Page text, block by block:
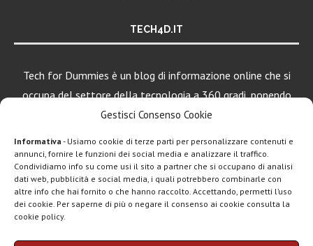
Gestisci Consenso Cookie
Informativa - Usiamo cookie di terze parti per personalizzare contenuti e
annunci, fornire le funzioni dei social media e analizzare il traffico.
Condividiamo info su come usi il sito a partner che si occupano di analisi
dati web, pubblicità e social media, i quali potrebbero combinarle con
altre info che hai fornito o che hanno raccolto. Accettando, permetti l’uso
dei cookie. Per saperne di più o negare il consenso ai cookie consulta la
cookie policy.
TECH4D.IT
Tech for Dummies è un blog di informazione online che si
occupa del settore della tecnologia a 360 gradi, ponendo
una particolare attenzione al mondo Android, Apple e
Chi siamo Contatti Disclaimer Privacy policy
LEGGI ANCHE
Motorola rinnova